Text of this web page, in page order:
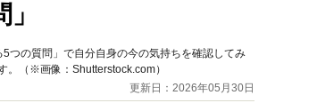
つの質問」で自分自身の今の気持ちを確認してみ
。（※画像：Shutterstock.com）
更新日：2026年05月30日